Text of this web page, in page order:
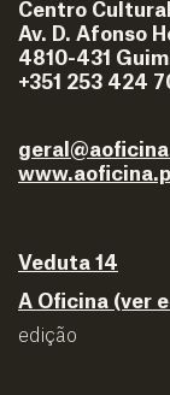
Centro
Av. D. Afonso
4810-431
+351 253 424
Veduta 14
A Oficina (ver
edição